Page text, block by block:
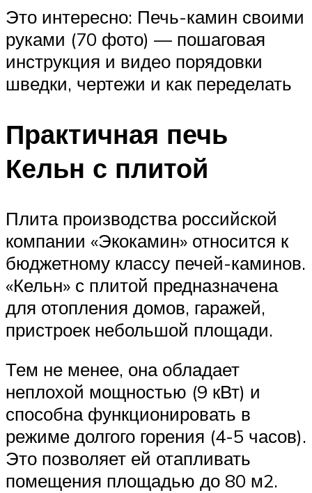
Это интересно: Печь-камин своими
руками (70 фото) — пошаговая
инструкция и видео порядовки
шведки, чертежи и как переделать
Практичная печь
Кельн с плитой
Плита производства российской
компании «Экокамин» относится к
бюджетному классу печей-каминов.
«Кельн» с плитой предназначена
для отопления домов, гаражей,
пристроек небольшой площади.
Тем не менее, она обладает
неплохой мощностью (9 кВт) и
способна функционировать в
режиме долгого горения (4-5 часов).
Это позволяет ей отапливать
помещения площадью до 80 м2.